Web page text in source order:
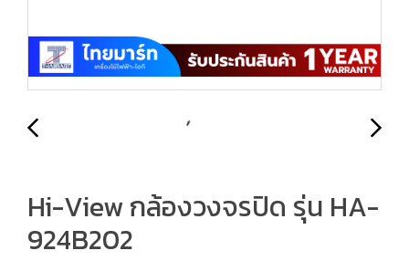
Hi-View กล้องวงจรปิด รุ่น HA-
924B202